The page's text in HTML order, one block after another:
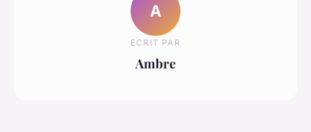
A
ECRIT PAR
Ambre